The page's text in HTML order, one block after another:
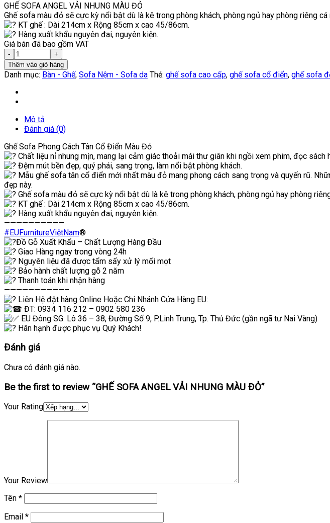
GHẾ SOFA ANGEL VẢI NHUNG MÀU ĐỎ
Ghế sofa màu đỏ sẽ cực kỳ nổi bật dù là kê trong phòng khách, phòng ngủ hay phòng riêng cá
KT ghế : Dài 214cm x Rộng 85cm x cao 45/86cm.
Hàng xuất khẩu nguyên đai, nguyên kiện.
Giá bán đã bao gồm VAT
Thêm vào giỏ hàng
Danh mục: Bàn - Ghế, Sofa Nệm - Sofa da Thẻ: ghế sofa cao cấp, ghế sofa cổ điển, ghế sofa
Mô tả
Đánh giá (0)
Ghế Sofa Phong Cách Tân Cổ Điển Màu Đỏ
Chất liệu nỉ nhung mịn, mang lại cảm giác thoải mái thư giãn khi ngồi xem phim, đọc sách
Đệm mút bền đẹp, quý phái, sang trọng, làm nổi bật phòng khách.
Mẫu ghế sofa tân cổ điển mới nhất màu đỏ mang phong cách sang trọng và quyến rũ.
đẹp này.
Ghế sofa màu đỏ sẽ cực kỳ nổi bật dù là kê trong phòng khách, phòng ngủ hay phòng
KT ghế : Dài 214cm x Rộng 85cm x cao 45/86cm.
Hàng xuất khẩu nguyên đai, nguyên kiện.
——————————
#EUFurnitureViệtNam®
Đồ Gỗ Xuất Khẩu – Chất Lượng Hàng Đầu
Giao Hàng ngay trong vòng 24h
Nguyên liệu đã được tẩm sấy xử lý mối mọt
Bảo hành chất lượng gỗ 2 năm
Thanh toán khi nhận hàng
——————————–
Liên Hệ đặt hàng Online Hoặc Chi Nhánh Cửa Hàng EU:
ĐT: 0934 116 212 – 0902 580 236
EU Đông SG: Lô 36 – 38, Đường Số 9, P.Linh Trung, Tp. Thủ Đức (gần ngã tư Nai Vàng)
Hân hạnh được phục vụ Quý Khách!
Đánh giá
Chưa có đánh giá nào.
Be the first to review “GHẾ SOFA ANGEL VẢI NHUNG MÀU ĐỎ”
Your Rating
Your Review
Tên *
Email *